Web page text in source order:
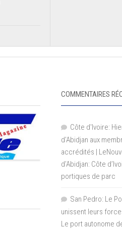
COMMENTAIRES
Côte d'Ivoire:
d'Abidjan aux
accrédités |
d’Abidjan: Côte
portiques de parc
San Pedro: Le
unissent leurs
Le port autonome